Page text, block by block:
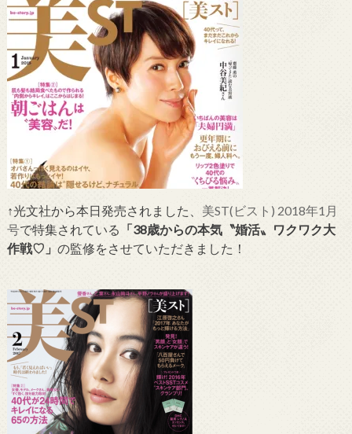
↑光文社から本日発売されました、 美ST(ビスト) 2018年1月
号で特集されている 「38歳からの本気〝婚活〟ワクワク大
作戦♡」 の監修をさせていただきました！